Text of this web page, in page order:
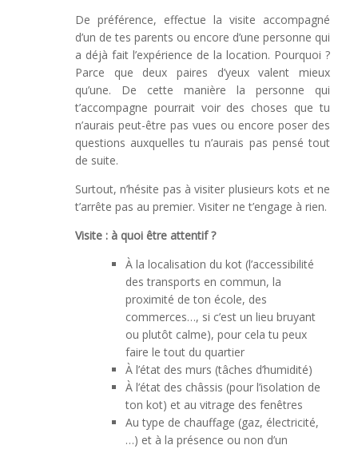
De préférence, effectue la visite accompagné
d’un de tes parents ou encore d’une personne qui
a déjà fait l’expérience de la location. Pourquoi ?
Parce que deux paires d’yeux valent mieux
qu’une. De cette manière la personne qui
t’accompagne pourrait voir des choses que tu
n’aurais peut-être pas vues ou encore poser des
questions auxquelles tu n’aurais pas pensé tout
de suite.
Surtout, n’hésite pas à visiter plusieurs kots et ne
t’arrête pas au premier. Visiter ne t’engage à rien.
Visite : à quoi être attentif ?
À la localisation du kot (l’accessibilité
des transports en commun, la
proximité de ton école, des
commerces…, si c’est un lieu bruyant
ou plutôt calme), pour cela tu peux
faire le tout du quartier
À l’état des murs (tâches d’humidité)
À l’état des châssis (pour l’isolation de
ton kot) et au vitrage des fenêtres
Au type de chauffage (gaz, électricité,
…) et à la présence ou non d’un